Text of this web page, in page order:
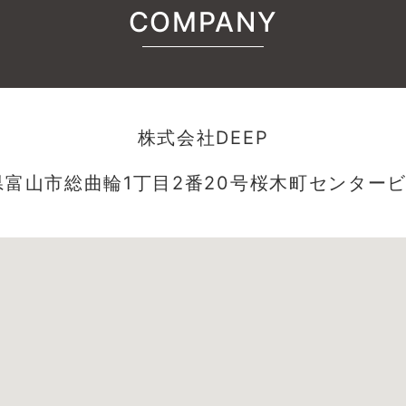
COMPANY
株式会社DEEP
富山市総曲輪1丁目2番20号桜木町センター